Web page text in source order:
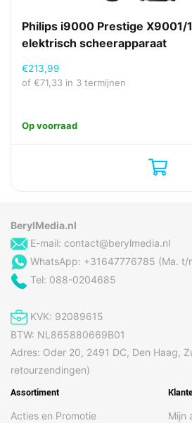
Type batterij
Energie
Oplaadbaar
AC/Batterij
Elektronische
aan/uitschakelaar
Ingebouwd display
Ja
Soort bediening
Type beeldscherm
Overige specificaties
Merk
Inhoud van de verpakking
Philips i9000 Prestige X9001/
elektrisch scheerapparaat
€213,99
of €71,33 in 3 termijnen
Op voorraad
BerylMedia.nl
E-mail: contact@berylmedia.nl
WhatsApp: +31647776785 (Ma.
Tel: 088-0204685
KVK: 92089615
BTW: NL865880669B01
Adres: Oder 20, 2491 DC, Den Haag,
retourzendingen)
Assortiment
Acties en Promotie
Mijn